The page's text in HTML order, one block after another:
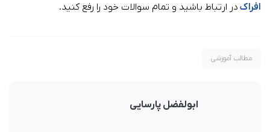
افراک در ارتباط باشید و تمام سوالات خود را رفع کنید.
مطالب آموزشی
ابولفضل پارسایی